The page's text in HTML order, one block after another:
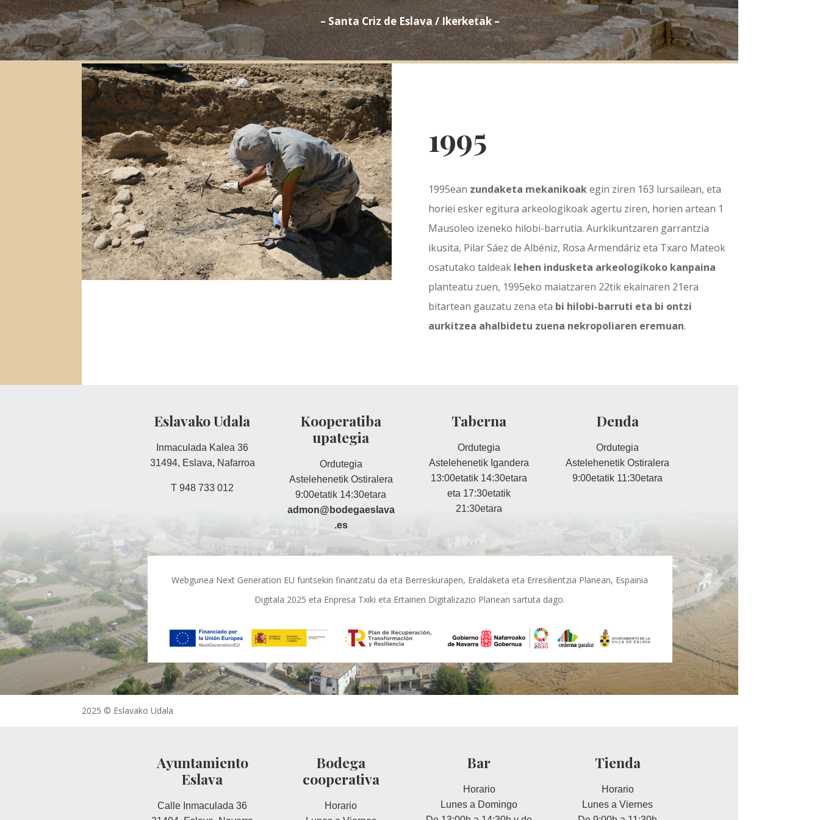
– Santa Criz de Eslava / Ikerketak –
1995
1995ean zundaketa mekanikoakegin ziren 163 lursailean, eta
horiei esker egitura arkeologikoak agertu ziren, horien artean 1
Mausoleo izeneko hilobi-barrutia. Aurkikuntzaren garrantzia
ikusita, Pilar Sáez de Albéniz, Rosa Armendáriz eta Txaro Mateok
osatutako taldeak lehen indusketa arkeologikoko kanpaina
planteatu zuen, 1995eko maiatzaren 22tik ekainaren 21era
bitartean gauzatu zena eta bi hilobi-barruti eta bi ontzi
aurkitzea ahalbidetu zuena nekropoliaren eremuan.
Eslavako Udala
Inmaculada Kalea 36
31494, Eslava, Nafarroa
T 948 733 012
Kooperatiba
upategia
Ordutegia
Astelehenetik Ostiralera
9:00etatik 14:30etara
admon@bodegaeslava
.es
Taberna
Ordutegia
Astelehenetik Igandera
13:00etatik 14:30etara
eta 17:30etatik
21:30etara
Denda
Ordutegia
Astelehenetik Ostiralera
9:00etatik 11:30etara
Webgunea Next Generation EU funtsekin finantzatu da eta Berreskurapen, Eraldaketa eta Erresilientzia Planean, Espainia
Digitala 2025 eta Enpresa Txiki eta Ertainen Digitalizazio Planean sartuta dago.
2025 © Eslavako Udala
Ayuntamiento
Eslava
Calle Inmaculada 36
Bodega
cooperativa
Horario
Bar
Horario
Lunes a Domingo
Tienda
Horario
Lunes a Viernes